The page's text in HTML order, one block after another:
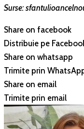
Surse:
Share on facebook
Distribuie pe
Share on whatsapp
Trimite prin
Share on email
Trimite prin email